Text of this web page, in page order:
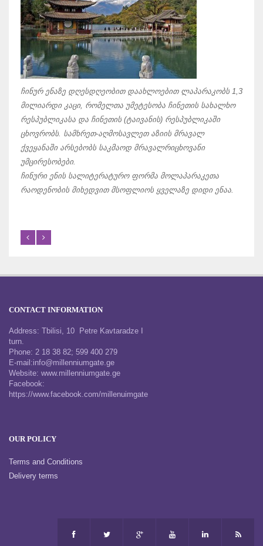
ჩინურ ენაზე დღესდღეობით დაახლოებით ლაპარაკობს 1,3
მილიარდი კაცი, რომელთა უმეტესობა ჩინეთის სახალხო
რესპუბლიკასა და ჩინეთის (ტაივანის) რესპუბლიკაში
ცხოვრობს. სამხრეთ-აღმოსავლეთ აზიის მრავალ
ქვეყანაში არსებობს საკმაოდ მრავალრიცხოვანი
უმცირესობები.
ჩინური ენის სალიტერატურო ფორმა მოლაპარაკეთა
რაოდენობის მიხედვით მსოფლიოს ყველაზე დიდი ენაა.
CONTACT INFORMATION
Address: Tbilisi, 10 Petre Kavtaradze I
turn.
Phone: 2 18 38 82; 599 400 279
E-mail:info@millenniumgate.ge
Website: www.millenniumgate.ge
Facebook:
https://www.facebook.com/millenuimgate
OUR POLICY
Terms and Conditions
Delivery terms